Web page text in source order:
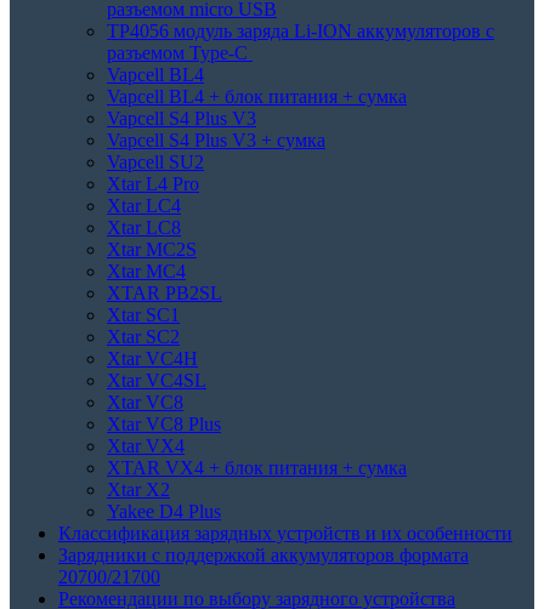
разъемом micro USB
TP4056 модуль заряда Li-ION аккумуляторов с
разъемом Type-C
Vapcell BL4
Vapcell BL4 + блок питания + сумка
Vapcell S4 Plus V3
Vapcell S4 Plus V3 + сумка
Vapcell SU2
Xtar L4 Pro
Xtar LC4
Xtar LC8
Xtar MC2S
Xtar MC4
XTAR PB2SL
Xtar SC1
Xtar SC2
Xtar VC4H
Xtar VC4SL
Xtar VC8
Xtar VC8 Plus
Xtar VX4
XTAR VX4 + блок питания + сумка
Xtar X2
Yakee D4 Plus
Классификация зарядных устройств и их особенности
Зарядники с поддержкой аккумуляторов формата
20700/21700
Рекомендации по выбору зарядного устройства